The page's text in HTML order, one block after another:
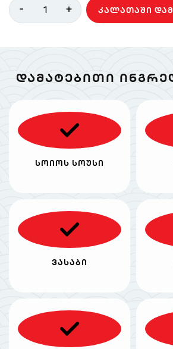
- 1 + ᲙᲐᲚᲐᲗᲐᲨᲘ
ᲓᲐᲛᲐᲢᲔᲑᲘᲗᲘ
სოიოს სოუსი
ვასაბი